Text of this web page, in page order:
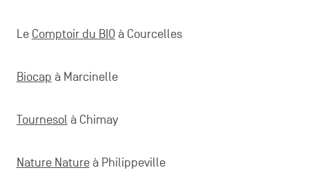
Le Comptoir du BIOà Courcelles
Biocap à Marcinelle
Tournesol à Chimay
Nature Natureà Philippeville